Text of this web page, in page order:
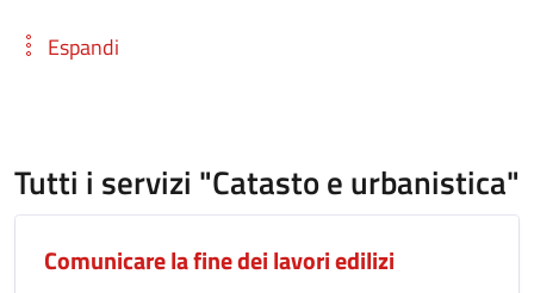
Espandi
Tutti i servizi "Catasto e urbanistica"
Comunicare la fine dei lavori edilizi